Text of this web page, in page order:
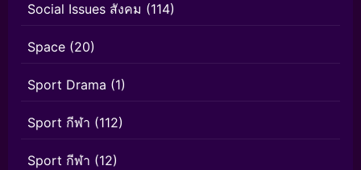
Social Issues สังคม (114)
Space (20)
Sport Drama (1)
Sport กีฬา (112)
Sport กีฬา (12)